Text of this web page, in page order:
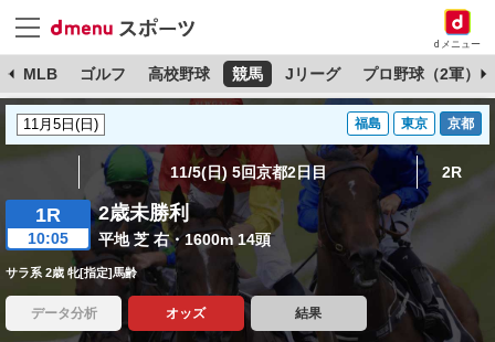
dメニュー
MLB ゴルフ 高校野球 競馬 Jリーグ プロ野球（2軍）
福島 東京 京都
11/5(日) 5回京都2日目 2R
1R
10:05
2歳未勝利
平地 芝 右・1600m 14頭
サラ系 2歳 牝[指定]馬齢
データ分析 オッズ 結果